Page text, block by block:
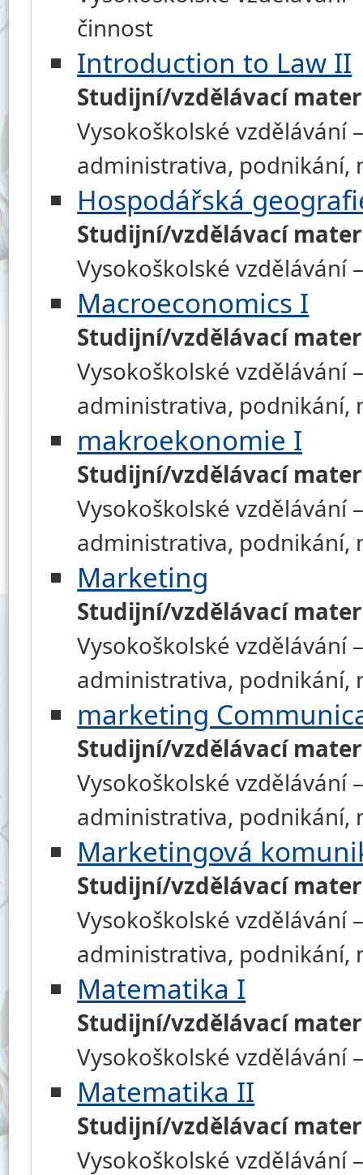
činnost
Introduction to Law II
Studijní/vzdělávací
Vysokoškolské vzdělávání
administrativa,
Hospodářská
Studijní/vzdělávací
Vysokoškolské vzdělávání
Macroeconomics I
Studijní/vzdělávací
Vysokoškolské vzdělávání
administrativa,
makroekonomie I
Studijní/vzdělávací
Vysokoškolské vzdělávání
administrativa,
Marketing
Studijní/vzdělávací
Vysokoškolské vzdělávání
administrativa,
marketing
Studijní/vzdělávací
Vysokoškolské vzdělávání
administrativa,
Marketingová
Studijní/vzdělávací
Vysokoškolské vzdělávání
administrativa,
Matematika I
Studijní/vzdělávací
Vysokoškolské vzdělávání
Matematika II
Studijní/vzdělávací
Vysokoškolské vzdělávání